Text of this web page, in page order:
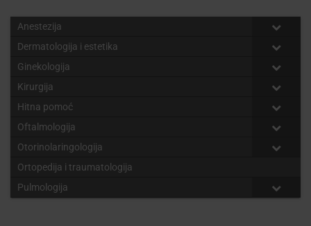
Anestezija
Dermatologija i estetika
Ginekologija
Kirurgija
Hitna pomoć
Oftalmologija
Otorinolaringologija
Ortopedija i traumatologija
Pulmologija